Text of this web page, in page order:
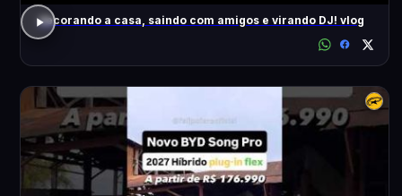
decorando a casa, saindo com amigos e virando DJ! vlog